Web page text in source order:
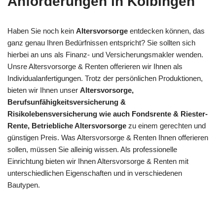
Haben Sie noch kein Altersvorsorge entdecken können, das
ganz genau Ihren Bedürfnissen entspricht? Sie sollten sich
hierbei an uns als Finanz- und Versicherungsmakler wenden.
Unsre Altersvorsorge & Renten offerieren wir Ihnen als
Individualanfertigungen. Trotz der persönlichen Produktionen,
bieten wir Ihnen unser Altersvorsorge,
Berufsunfähigkeitsversicherung &
Risikolebensversicherung wie auch Fondsrente & Riester-
Rente, Betriebliche Altersvorsorge zu einem gerechten und
günstigen Preis. Was Altersvorsorge & Renten Ihnen offerieren
sollen, müssen Sie alleinig wissen. Als professionelle
Einrichtung bieten wir Ihnen Altersvorsorge & Renten mit
unterschiedlichen Eigenschaften und in verschiedenen
Bautypen.